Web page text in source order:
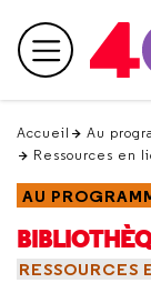
en
haut Menu
Accueil Au
Ressources en
AU
RESSOURCES